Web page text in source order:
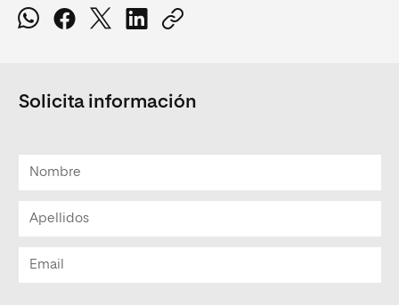
Solicita información